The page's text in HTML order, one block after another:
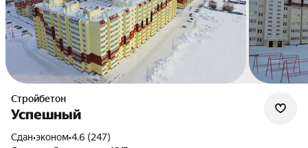
Стройбетон
Успешный
Сдан•эконом•4.6 (247)